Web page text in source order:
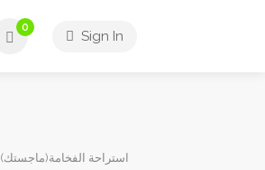
0
Sign In
استراحة الفخامة(ماجستك)